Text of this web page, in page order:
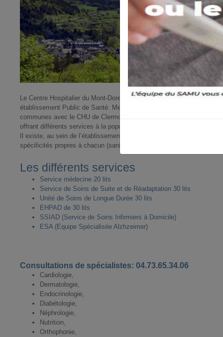
Le Centre Hospitalier du Mont-Dore, situé en Auvergne au pied du
établissement Public de Santé. Membre du GHT Territoires
communes avec le CHU de Clermont-Ferrand. Il remplit une mission
offrant différents services à la population.
Il existe, au sein de l’établissement, plusieurs types de prise en
spécificités propres à chacun (sanitaire et médico-sociale, en
Les différents services
Service médecine 20 lits
Service de Soins de Suite et de Réadaptation 30 lits
Unité de Soins de Longue Durée 30 lits
EHPAD de 30 lits
SSIAD (Service de Soins Infirmiers à Domicile)
ESA (Equipe Spécialisée Alzhzeimer)
Consultations de spécialistes: 04.73.65.34.06
Cardiologie,
Dermatologie,
Endocrinologie,
Diabétologie,
Néphrologie,
Nutrition,
Orthophonie,